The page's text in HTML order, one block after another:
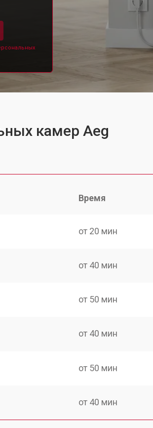
камер Aeg
Время
от 20 мин
от 40 мин
от 50 мин
от 40 мин
от 50 мин
от 40 мин